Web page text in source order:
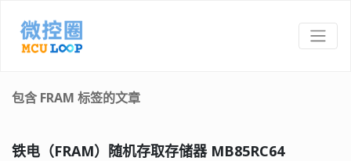
包含 FRAM 标签的文章
铁电（FRAM）随机存取存储器 MB85RC64